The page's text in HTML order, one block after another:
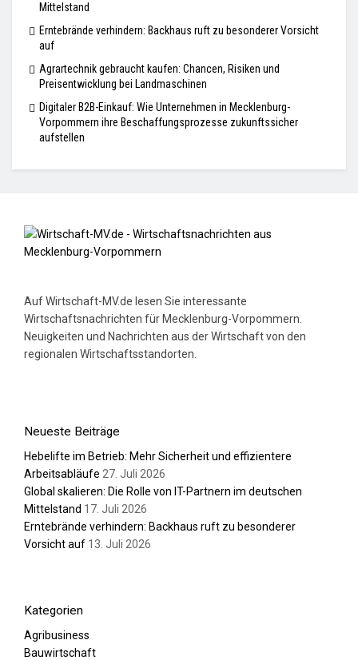
Mittelstand
Erntebrände verhindern: Backhaus ruft zu besonderer Vorsicht
auf
Agrartechnik gebraucht kaufen: Chancen, Risiken und
Preisentwicklung bei Landmaschinen
Digitaler B2B-Einkauf: Wie Unternehmen in Mecklenburg-
Vorpommern ihre Beschaffungsprozesse zukunftssicher
aufstellen
Auf Wirtschaft-MV.de lesen Sie interessante
Wirtschaftsnachrichten für Mecklenburg-Vorpommern.
Neuigkeiten und Nachrichten aus der Wirtschaft von den
regionalen Wirtschaftsstandorten.
Neueste Beiträge
Hebelifte im Betrieb: Mehr Sicherheit und effizientere
Arbeitsabläufe 27. Juli 2026
Global skalieren: Die Rolle von IT-Partnern im deutschen
Mittelstand 17. Juli 2026
Erntebrände verhindern: Backhaus ruft zu besonderer
Vorsicht auf 13. Juli 2026
Kategorien
Agribusiness
Bauwirtschaft